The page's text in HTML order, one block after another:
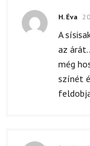
H. Éva
A
az árát.
még
színét